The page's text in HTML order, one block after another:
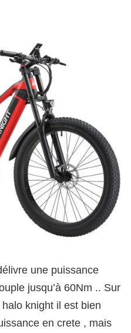
une puissance
jusqu’à 60Nm .. Sur
knight il est bien
en crete , mais